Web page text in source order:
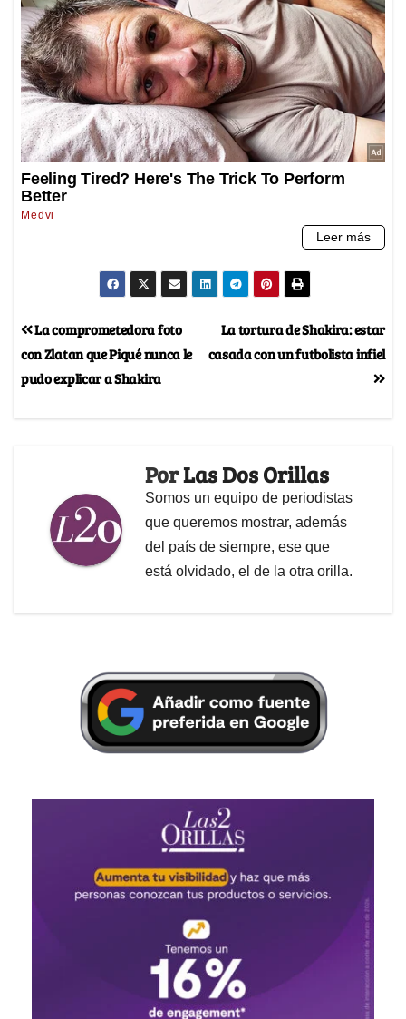
La tortura de Shakira: estar
casada con un futbolista infiel
La comprometedora foto
con Zlatan que Piqué nunca le
pudo explicar a Shakira
PorLas Dos Orillas
Somos un equipo de periodistas
que queremos mostrar, además
del país de siempre, ese que
está olvidado, el de la otra orilla.